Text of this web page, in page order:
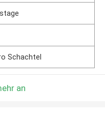
Schachtel
an